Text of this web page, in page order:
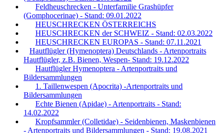
Feldheuschrecken - Unterfamilie Grashüpfer
(Gomphocerinae) - Stand: 09.01.2022
HEUSCHRECKEN ÖSTERREICHS
HEUSCHRECKEN der SCHWEIZ - Stand: 02.03.2022
HEUSCHRECKEN EUROPAS - Stand: 07.11.2021
Hautflügler (Hymenoptera) Deutschlands - Artenportraits
Hautflügler, z.B. Bienen, Wespen- Stand: 19.12.2022
Hautflügler Hymenoptera - Artenportraits und
Bildersammlungen
1. Taillenwespen (Apocrita) -Artenportraits und
Bildersammlungen
Echte Bienen (Apidae) - Artenportraits - Stand:
14.02.2022
Kropfsammler (Colletidae) - Seidenbienen, Maskenbienen
- Artenportraits und Bildersammlungen - Stand: 19.08.2021